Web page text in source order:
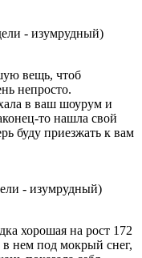
- изумрудный)
вещь, чтоб
непросто.
в ваш шоурум и
то нашла свой
буду приезжать к вам
- изумрудный)
хорошая на рост 172
нем под мокрый снег,